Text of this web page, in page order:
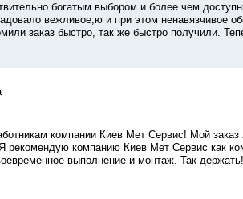
богатым выбором и более чем
вежливое,ю и при этом ненавязчивое
заказ быстро, так же быстро получили.
компании Киев Мет Сервис! Мой
рекомендую компанию Киев Мет Сервис как
выполнение и монтаж. Так